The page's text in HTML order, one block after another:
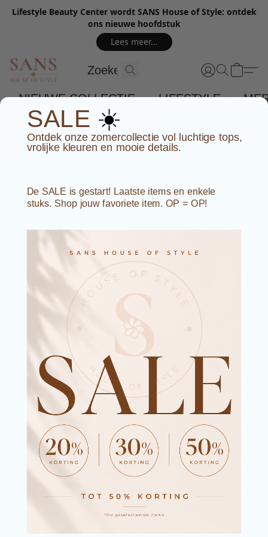
Lifestyle Beauty Center wordt SANS House of Style: ontdek
ons nieuwe hoofdstuk
Lees meer…
NIEUWE COLLECTIE LIFESTYLE
SALE ☀️
Ontdek onze zomercollectie vol luchtige tops,
vrolijke kleuren en mooie details.
De SALE is gestart! Laatste items en enkele
stuks. Shop jouw favoriete item. OP = OP!